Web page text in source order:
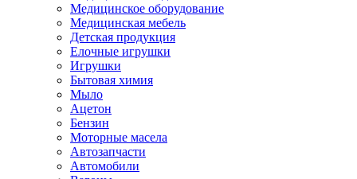
Медицинское оборудование
Медицинская мебель
Детская продукция
Елочные игрушки
Игрушки
Бытовая химия
Мыло
Ацетон
Бензин
Моторные масела
Автозапчасти
Автомобили